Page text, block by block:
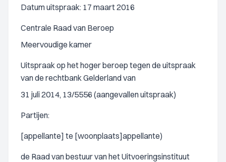
Datum uitspraak: 17 maart 2016
Centrale Raad van Beroep
Meervoudige kamer
Uitspraak op het hoger beroep tegen de uitspraak
van de rechtbank Gelderland van
31 juli 2014, 13/5556 (aangevallen uitspraak)
Partijen:
[appellante] te [woonplaats]appellante)
de Raad van bestuur van het Uitvoeringsinstituut